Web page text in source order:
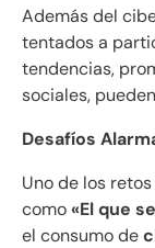
Además del
tentados a
tendencias,
sociales,
Desafíos
Uno de los
como«El que
el consumo de